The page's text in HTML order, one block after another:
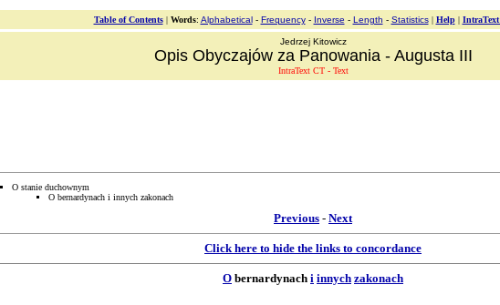
Table of Contents| Words: Alphabetical- Frequency- Inverse - Length - Statistics| Help|
Jedrzej Kitowicz
Opis Obyczajów za Panowania - Augusta III
IntraText CT - Text
O stanie duchownym
O bernardynach i innych zakonach
Previous - Next
Click here to hide the links to concordance
O bernardynach i innych zakonach